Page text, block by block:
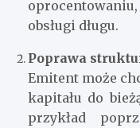
obsługi długu.
Poprawa
Emitent może
kapitału do
przykład